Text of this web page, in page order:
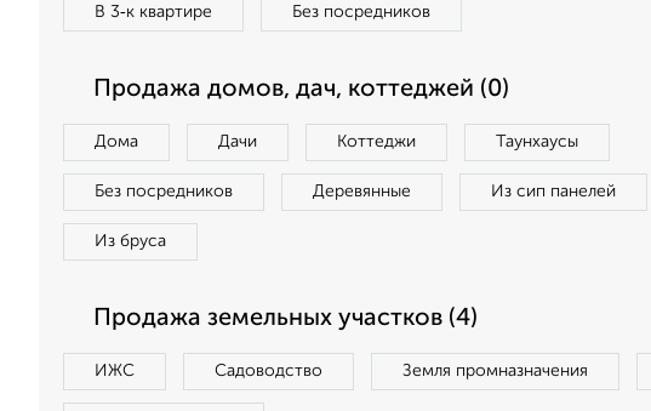
В 3‑к квартире Без посредников
Продажа домов, дач, коттеджей (0)
Дома Дачи Коттеджи Таунхаусы
Без посредников Деревянные Из сип панелей
Из бруса
Продажа земельных участков (4)
ИЖС Садоводство Земля промназначения